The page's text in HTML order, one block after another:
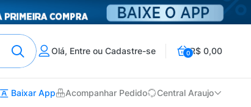
Olá, Entre ou Cadastre-se 0R$ 0,00
Baixar App Acompanhar Pedido Central Araujo